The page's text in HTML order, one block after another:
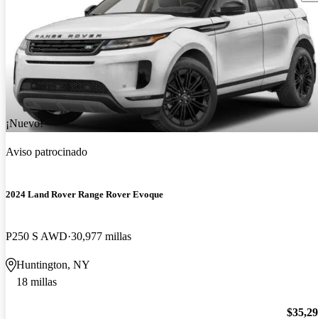
¡Nuevo!
Aviso patrocinado
2024 Land Rover Range Rover Evoque
P250 S AWD 30,977 millas
Huntington, NY
18 millas